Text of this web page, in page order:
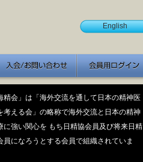
English
会/お問い合わせ
精会」は「海外交流を通して日本の精神医
考える会」の略称で海外交流と日本の精神
に強い関心を もち日精協会員及び将来日精
員になろうとする会員で組織されていま